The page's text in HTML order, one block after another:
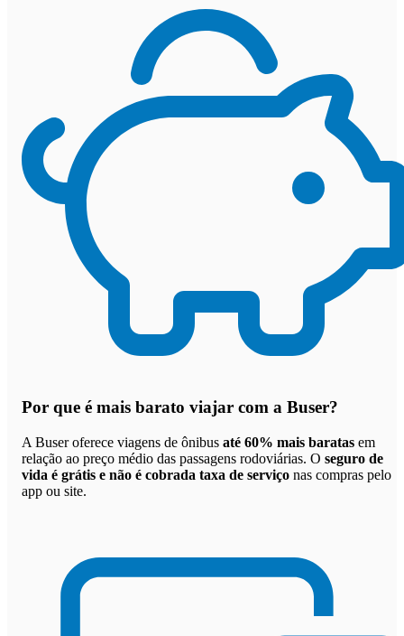
Por que é mais barato viajar com a Buser?
A Buser oferece viagens de ônibus até 60% mais baratas em
relação ao preço médio das passagens rodoviárias. O seguro de
vida é grátis e não é cobrada taxa de serviço nas compras pelo
app ou site.